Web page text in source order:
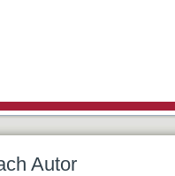
Autor